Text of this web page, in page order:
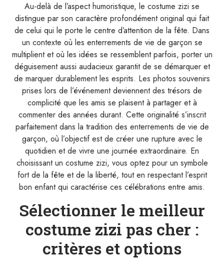
Au-delà de l’aspect humoristique, le costume zizi se
distingue par son caractère profondément original qui fait
de celui qui le porte le centre d’attention de la fête. Dans
un contexte où les enterrements de vie de garçon se
multiplient et où les idées se ressemblent parfois, porter un
déguisement aussi audacieux garantit de se démarquer et
de marquer durablement les esprits. Les photos souvenirs
prises lors de l’événement deviennent des trésors de
complicité que les amis se plaisent à partager et à
commenter des années durant. Cette originalité s’inscrit
parfaitement dans la tradition des enterrements de vie de
garçon, où l’objectif est de créer une rupture avec le
quotidien et de vivre une journée extraordinaire. En
choisissant un costume zizi, vous optez pour un symbole
fort de la fête et de la liberté, tout en respectant l’esprit
bon enfant qui caractérise ces célébrations entre amis.
Sélectionner le meilleur
costume zizi pas cher :
critères et options